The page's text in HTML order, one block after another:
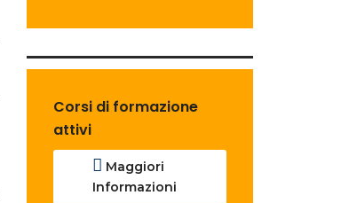
Corsi di formazione
attivi
Maggiori
Informazioni